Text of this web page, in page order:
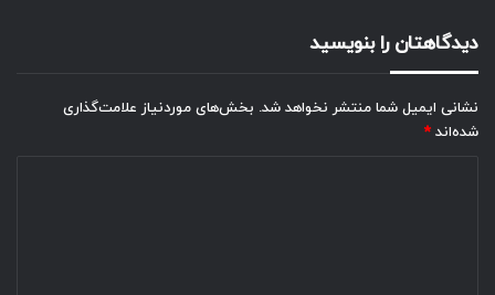
دیدگاهتان را بنویسید
نشانی ایمیل شما منتشر نخواهد شد. بخش‌های موردنیاز علامت‌گذاری
شده‌اند *